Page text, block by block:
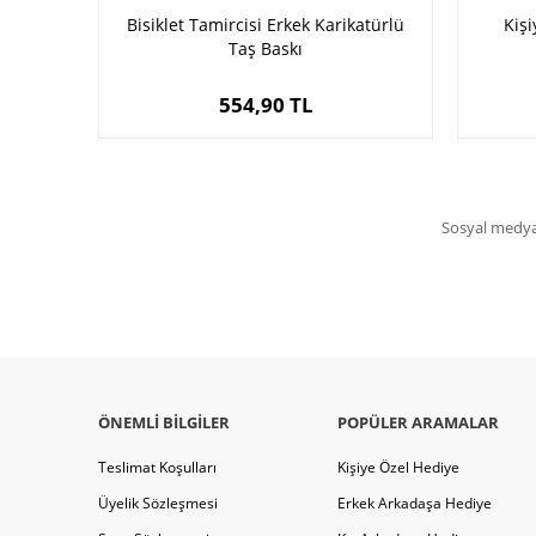
Bisiklet Tamircisi Erkek Karikatürlü
Taş Baskı
554,90 TL
Sosyal
ÖNEMLI BILGILER
Teslimat Koşulları
Üyelik Sözleşmesi
POPÜLER ARAMALAR
Kişiye Özel Hediye
Erkek Arkadaşa Hediye